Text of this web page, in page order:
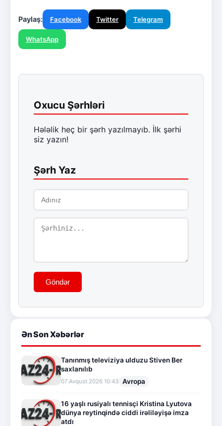
Paylaş: Facebook Twitter Telegram
WhatsApp
Oxucu Şərhləri
Hələlik heç bir şərh yazılmayıb. İlk şərhi
siz yazın!
Şərh Yaz
Göndər
Ən Son Xəbərlər
Tanınmış televiziya ulduzu Stiven Ber
saxlanılıb
07.Avqust.2026 10:43 Avropa
16 yaşlı rusiyalı tennisçi Kristina Lyutova
dünya reytinqində ciddi irəliləyişə imza
atdı